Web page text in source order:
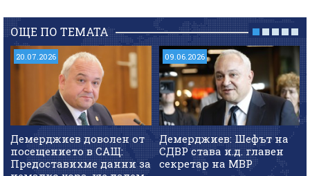
ОЩЕ ПО ТЕМАТА
20.07.2026
Демерджиев доволен от
посещението в САЩ:
Предоставихме данни за
09.06.2026
Демерджиев: Шефът на
СДВР става и.д. главен
секретар на МВР